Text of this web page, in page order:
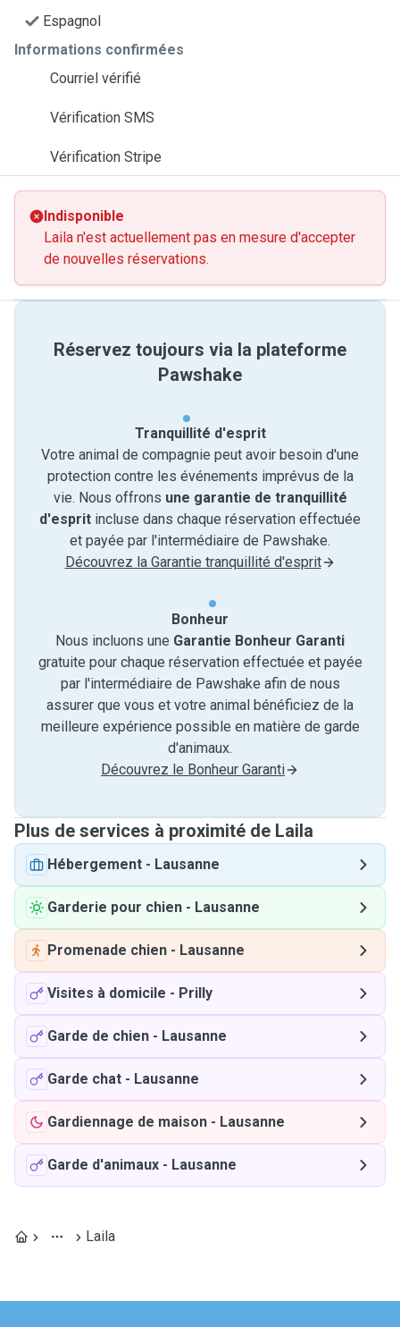
Espagnol
Informations confirmées
Courriel vérifié
Vérification SMS
Vérification Stripe
Indisponible
Laila n'est actuellement pas en mesure d'accepter
de nouvelles réservations.
Réservez toujours via la plateforme
Pawshake
Tranquillité d'esprit
Votre animal de compagnie peut avoir besoin d'une
protection contre les événements imprévus de la
vie. Nous offrons une garantie de tranquillité
d'esprit incluse dans chaque réservation effectuée
et payée par l'intermédiaire de Pawshake.
Découvrez la Garantie tranquillité d'esprit
Bonheur
Nous incluons une Garantie Bonheur Garanti
gratuite pour chaque réservation effectuée et payée
par l'intermédiaire de Pawshake afin de nous
assurer que vous et votre animal bénéficiez de la
meilleure expérience possible en matière de garde
d'animaux.
Découvrez le Bonheur Garanti
Plus de services à proximité de Laila
Hébergement - Lausanne
Garderie pour chien - Lausanne
Promenade chien - Lausanne
Visites à domicile - Prilly
Garde de chien - Lausanne
Garde chat - Lausanne
Gardiennage de maison - Lausanne
Garde d'animaux - Lausanne
Laila